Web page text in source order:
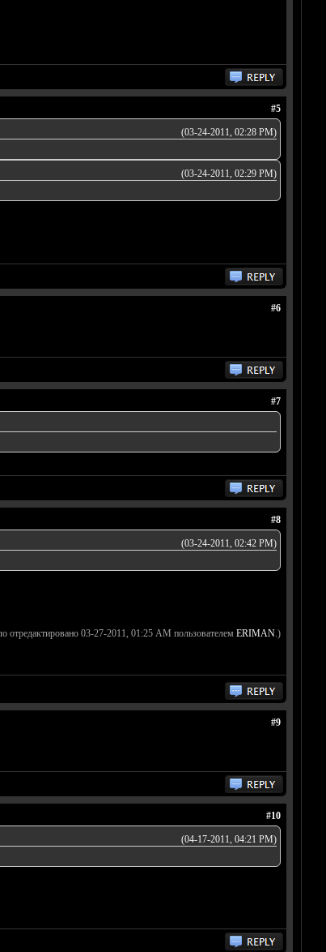
#5
(03-24-2011, 02:28 PM)
(03-24-2011, 02:29 PM)
#6
#7
#8
(03-24-2011, 02:42 PM)
отредактировано 03-27-2011, 01:25 AM пользователем ERIMAN.)
#9
#10
(04-17-2011, 04:21 PM)